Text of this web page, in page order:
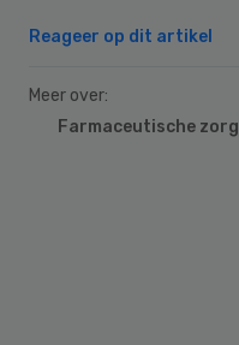
Reageer op dit artikel
Meer over:
Farmaceutische zorg